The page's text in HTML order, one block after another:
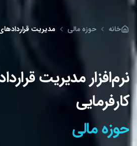
خانه حوزه مالی مدیریت
نرم‌افزار مدیریت
کارفرمایی
حوزه مالی